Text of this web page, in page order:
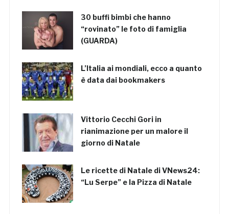
30 buffi bimbi che hanno
“rovinato” le foto di famiglia
(GUARDA)
L’Italia ai mondiali, ecco a quanto
è data dai bookmakers
Vittorio Cecchi Gori in
rianimazione per un malore il
giorno di Natale
Le ricette di Natale di VNews24:
“Lu Serpe” e la Pizza di Natale